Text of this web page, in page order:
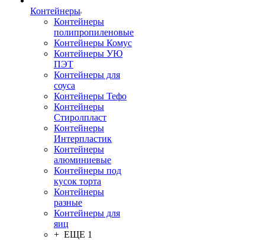
Контейнеры
Контейнеры
полипропиленовые
Контейнеры Комус
Контейнеры УЮ
ПЭТ
Контейнеры для
соуса
Контейнеры Тефо
Контейнеры
Стиролпласт
Контейнеры
Интерпластик
Контейнеры
алюминиевые
Контейнеры под
кусок торта
Контейнеры
разные
Контейнеры для
яиц
+ ЕЩЕ 1